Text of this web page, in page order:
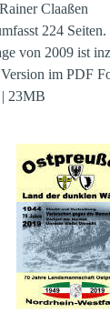
Claaßen
224 Seiten.
von 2009 ist
im PDF
| 23MB